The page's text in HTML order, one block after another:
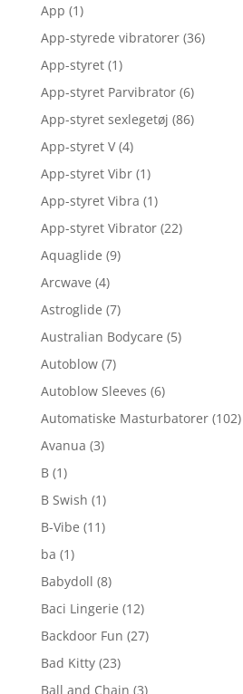
App (1)
App-styrede vibratorer (36)
App-styret (1)
App-styret Parvibrator (6)
App-styret sexlegetøj (86)
App-styret V (4)
App-styret Vibr (1)
App-styret Vibra (1)
App-styret Vibrator (22)
Aquaglide (9)
Arcwave (4)
Astroglide (7)
Australian Bodycare (5)
Autoblow (7)
Autoblow Sleeves (6)
Automatiske Masturbatorer (102)
Avanua (3)
B (1)
B Swish (1)
B-Vibe (11)
ba (1)
Babydoll (8)
Baci Lingerie (12)
Backdoor Fun (27)
Bad Kitty (23)
Ball and Chain (3)